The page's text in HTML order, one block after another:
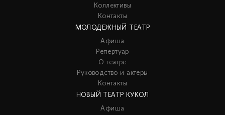
Коллективы
Контакты
МОЛОДЕЖНЫЙ ТЕАТР
Афиша
Репертуар
О театре
Руководство и актеры
Контакты
НОВЫЙ ТЕАТР КУКОЛ
Афиша